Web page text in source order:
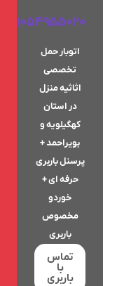
09054955020
اتوبار حمل
تخصصی
اثاثیه منزل
در استان
کهگیلویه و
بویراحمد +
پرسنل باربری
حرفه ای +
خوردو
مخصوص
باربری
تماس
با
باربری